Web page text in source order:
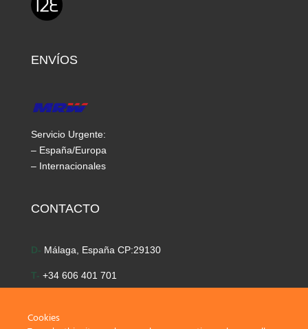
ENVÍOS
Servicio Urgente:
– España/Europa
– Internacionales
CONTACTO
D- Málaga, España CP:29130
T- +34 606 401 701
Cookies